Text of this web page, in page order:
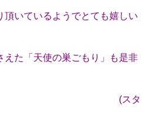
いているようでとても嬉しい
た「天使の巣ごもり」も是非
タ